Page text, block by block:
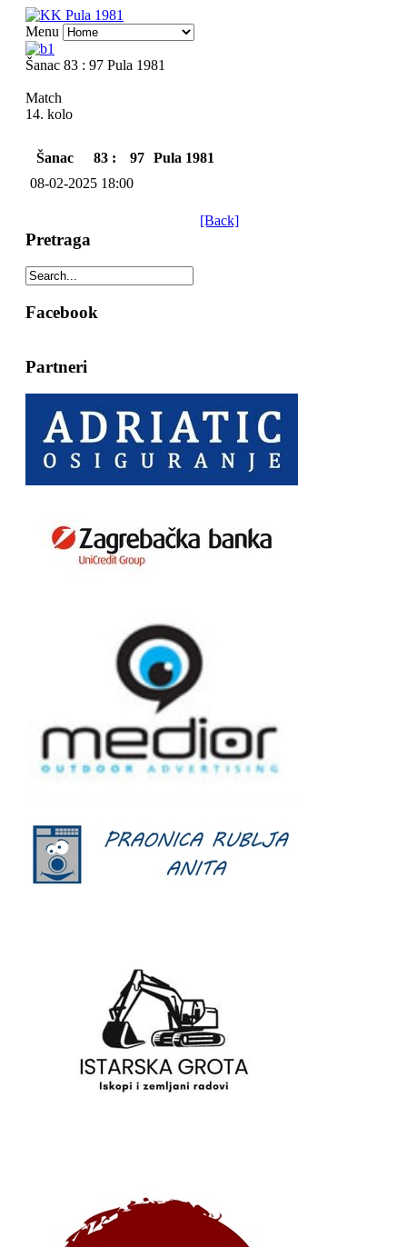
Menu
Šanac 83 : 97 Pula 1981
Match
14. kolo
Šanac 83 : 97 Pula 1981
08-02-2025 18:00
[Back]
Pretraga
Facebook
Partneri